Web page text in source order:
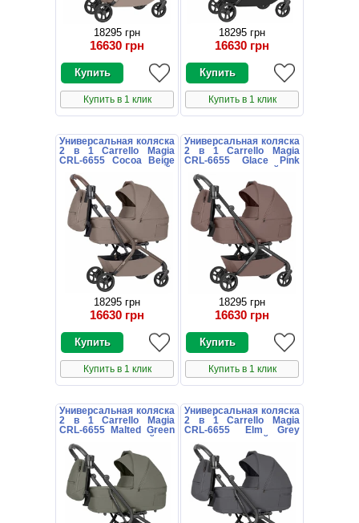
18295 грн
16630 грн
Купить в 1 клик
18295 грн
16630 грн
Купить в 1 клик
Универсальная коляска
2 в 1 Carrello Magia
CRL-6655 Cocoa Beige
коричневая с сумочкой
18295 грн
16630 грн
Купить в 1 клик
Универсальная коляска
2 в 1 Carrello Magia
CRL-6655 Glace Pink
розовая с сумочкой
18295 грн
16630 грн
Купить в 1 клик
Универсальная коляска
2 в 1 Carrello Magia
CRL-6655 Malted Green
зеленая с сумочкой
Универсальная коляска
2 в 1 Carrello Magia
CRL-6655 Elm Grey
серая с сумочкой